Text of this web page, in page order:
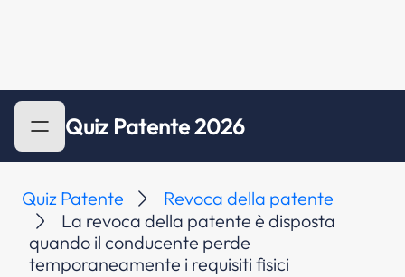
Quiz Patente 2026
Quiz Patente
Revoca della patente
La revoca della patente è disposta
quando il conducente perde
temporaneamente i requisiti fisici